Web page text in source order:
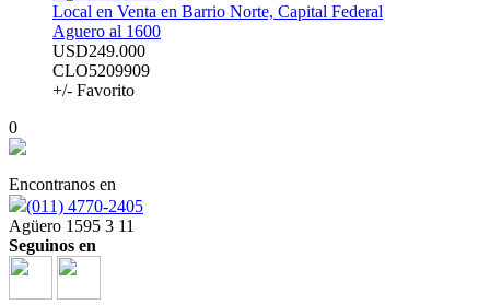
Local en Venta en Barrio Norte, Capital Federal
Aguero al 1600
USD249.000
CLO5209909
+/- Favorito
0
Encontranos en
(011) 4770-2405
Agüero 1595 3 11
Seguinos en